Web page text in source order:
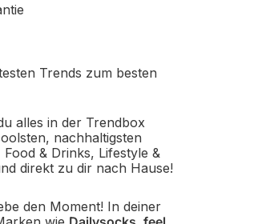
Trends zum besten
alles in der Trendbox
nachhaltigsten
& Drinks, Lifestyle &
direkt zu dir nach Hause!
den Moment! In deiner